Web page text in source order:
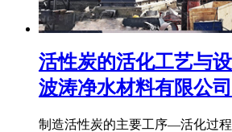
活性炭的活化工艺与
波涛净水材料有限公司
制造活性炭的主要工序—活化过